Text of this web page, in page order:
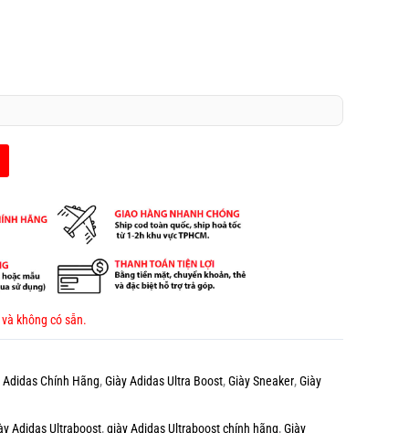
không có sẵn.
Adidas Chính Hãng,Giày Adidas Ultra Boost,Giày Sneaker,Giày
Adidas Ultraboost,giày Adidas Ultraboost chính hãng,Giày